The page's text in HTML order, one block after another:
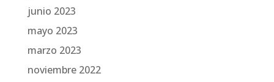
junio 2023
mayo 2023
marzo 2023
noviembre 2022